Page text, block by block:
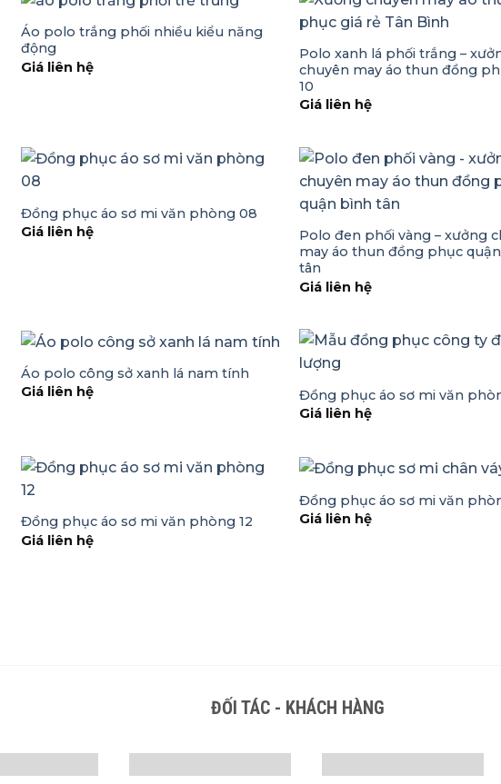
Áo polo trắng phối nhiều kiểu năng
động
Giá liên hệ
Polo xanh lá phối trắng –
chuyên may áo thun đồng
10
Giá liên hệ
Đồng phục áo sơ mi văn phòng 08
Giá liên hệ
Polo đen phối vàng – xưởng
may áo thun đồng phục
tân
Giá liên hệ
Áo polo công sở xanh lá nam tính
Giá liên hệ
Đồng phục áo sơ mi văn
Giá liên hệ
Đồng phục áo sơ mi văn phòng 12
Giá liên hệ
Đồng phục áo sơ mi văn
Giá liên hệ
ĐỐI TÁC - KHÁCH HÀNG